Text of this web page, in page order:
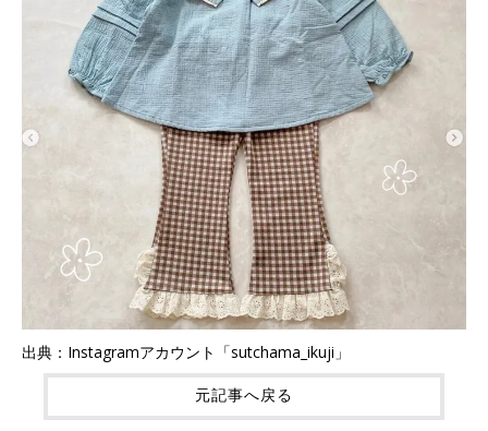
出典：Instagramアカウント「sutchama_ikuji」
元記事へ戻る